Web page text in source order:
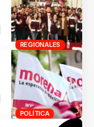
REGIONALES
POLÍTICA